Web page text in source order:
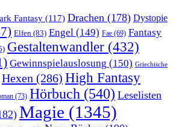
Fantasy (117) Drachen (178) Dystopie
Elfen (83) Engel (149) Fae (69) Fantasy
Gestaltenwandler (432)
Gewinnspielauslosung (150) Griechische
Hexen (286) High Fantasy
(73) Hörbuch (540) Leselisten
Magie (1345)